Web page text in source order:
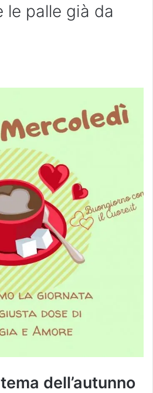
le palle già da
dell’autunno